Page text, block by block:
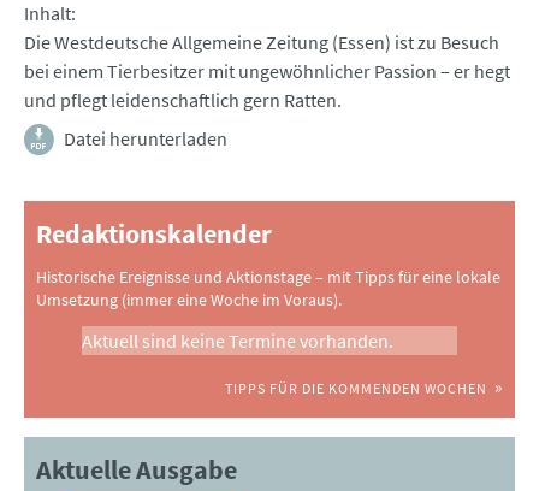
Inhalt
Die Westdeutsche Allgemeine Zeitung (Essen) ist zu Besuch
bei einem Tierbesitzer mit ungewöhnlicher Passion – er hegt
und pflegt leidenschaftlich gern Ratten.
Datei herunterladen
Redaktionskalender
Historische Ereignisse und Aktionstage – mit Tipps für eine lokale
Umsetzung (immer eine Woche im Voraus).
Aktuell sind keine Termine vorhanden.
TIPPS FÜR DIE KOMMENDEN WOCHEN
Aktuelle Ausgabe